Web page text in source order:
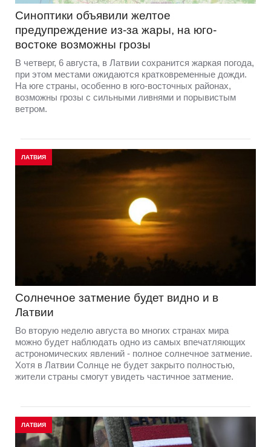
Синоптики объявили желтое
предупреждение из-за жары, на юго-
востоке возможны грозы
В четверг, 6 августа, в Латвии сохранится жаркая погода,
при этом местами ожидаются кратковременные дожди.
На юге страны, особенно в юго-восточных районах,
возможны грозы с сильными ливнями и порывистым
ветром.
ЛАТВИЯ
Солнечное затмение будет видно и в
Латвии
Во вторую неделю августа во многих странах мира
можно будет наблюдать одно из самых впечатляющих
астрономических явлений - полное солнечное затмение.
Хотя в Латвии Солнце не будет закрыто полностью,
жители страны смогут увидеть частичное затмение.
ЛАТВИЯ